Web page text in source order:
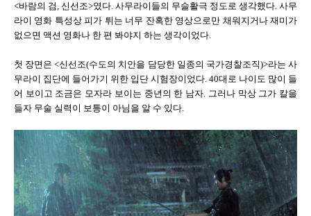
<바람의 검, 신선조>였다. 사무라이들의 무술활극 정도로 생각했다. 사무
라이 영화 특성상 피가 튀는 너무 잔혹한 영상으로만 채워지거나 재미가
없으면 액션 영화나 한 편 봐야지 하는 생각이었다.
첫 장면은 <신선조(수도의 치안을 담당한 일종의 국가경찰조직)>라는 사
무라이 집단에 들어가기 위한 입단 시험장이었다. 40대로 나이도 많이 들
어 보이고 조금은 모자라 보이는 중년의 한 남자. 그러나 막상 그가 칼을
들자 무술 실력이 보통이 아님을 알 수 있다.